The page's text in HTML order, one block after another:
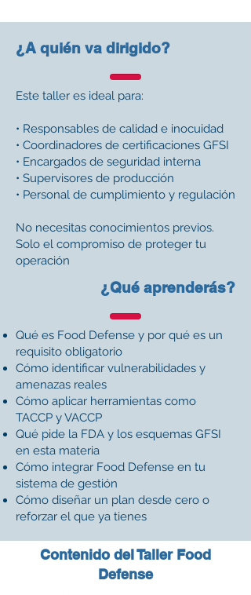
¿A quién va dirigido?
Este taller es ideal para:
• Responsables de calidad e inocuidad
• Coordinadores de certificaciones GFSI
• Encargados de seguridad interna
• Supervisores de producción
• Personal de cumplimiento y regulación
No necesitas conocimientos previos.
Solo el compromiso de proteger tu
operación
¿Qué aprenderás?
Qué es Food Defense y por qué es un
requisito obligatorio
Cómo identificar vulnerabilidades y
amenazas reales
Cómo aplicar herramientas como
TACCP y VACCP
Qué pide la FDA y los esquemas GFSI
en esta materia
Cómo integrar Food Defense en tu
sistema de gestión
Cómo diseñar un plan desde cero o
reforzar el que ya tienes
Contenido del Taller Food
Defense